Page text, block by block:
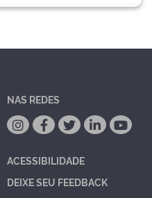
NAS REDES
ACESSIBILIDADE
DEIXE SEU FEEDBACK